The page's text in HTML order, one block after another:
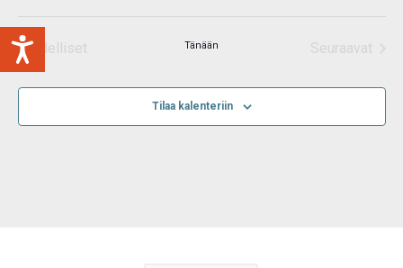
Valitse
päivä.
Edelliset
Tänään
Seuraavat
Tilaa kalenteriin